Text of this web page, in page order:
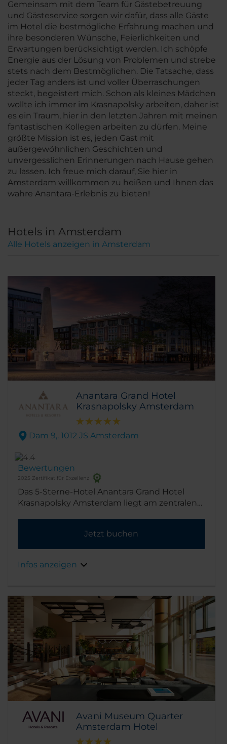
Gemeinsam mit dem Team für Gästebetreuung
und Gästeservice sorgen wir dafür, dass alle Gäste
im Hotel die bestmögliche Erfahrung machen und
ihre besonderen Wünsche, Feierlichkeiten und
Erwartungen berücksichtigt werden. Ich schöpfe
Energie aus der Lösung von Problemen und strebe
stets nach dem Bestmöglichen. Die Tatsache, dass
jeder Tag anders ist und voller Überraschungen
steckt, begeistert mich. Schon als kleines Mädchen
wollte ich immer im Krasnapolsky arbeiten, daher ist
es ein Traum, hier in den letzten Jahren mit meinen
fantastischen Kollegen arbeiten zu dürfen. Meine
größte Mission ist es, jeden Gast mit
außergewöhnlichen Geschichten und
unvergesslichen Erinnerungen nach Hause gehen
zu lassen. Ich freue mich darauf, Sie hier in
Amsterdam willkommen zu heißen und Ihnen das
wahre Anantara-Erlebnis zu bieten!
Hotels in Amsterdam
Alle Hotels anzeigen in Amsterdam
Anantara Grand Hotel
Krasnapolsky Amsterdam
Dam 9,. 1012 JS Amsterdam
Bewertungen
2025 Zertifikat für Exzellenz
Das 5-Sterne-Hotel Anantara Grand Hotel
Krasnapolsky Amsterdam liegt am zentralen
von den besten Geschäften und
Sehenswürdigkeiten entfernt.
Jetzt buchen
Infos anzeigen
Avani Museum Quarter
Amsterdam Hotel